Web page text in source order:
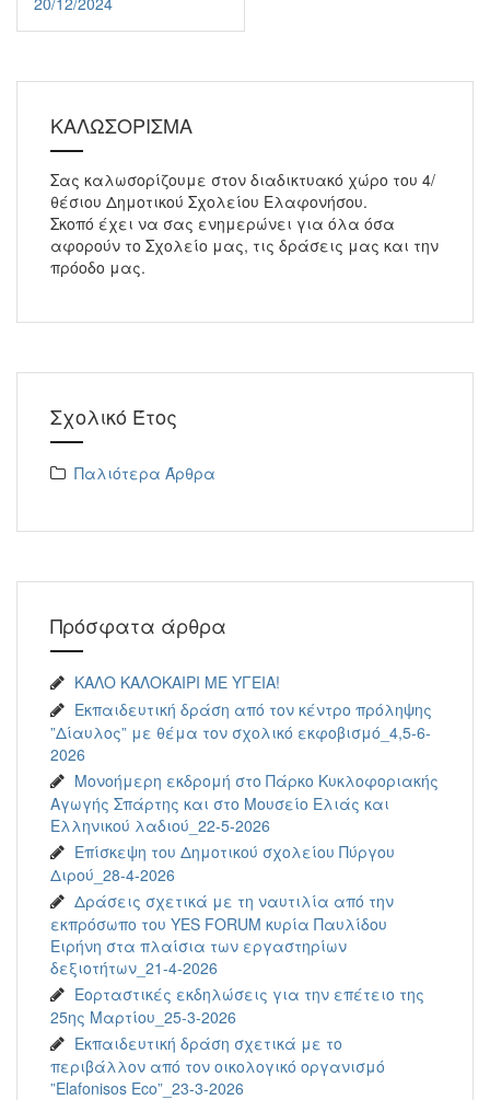
ΚΑΛΩΣΟΡΙΣΜΑ
Σας καλωσορίζουμε στον διαδικτυακό χώρο του 4/
θέσιου Δημοτικού Σχολείου Ελαφονήσου.
Σκοπό έχει να σας ενημερώνει για όλα όσα
αφορούν το Σχολείο μας, τις δράσεις μας και την
πρόοδο μας.
Σχολικό Έτος
Παλιότερα Άρθρα
Πρόσφατα άρθρα
ΚΑΛΟ ΚΑΛΟΚΑΙΡΙ ΜΕ ΥΓΕΙΑ!
Εκπαιδευτική δράση από τον κέντρο πρόληψης
”Δίαυλος” με θέμα τον σχολικό εκφοβισμό_4,5-6-
2026
Μονοήμερη εκδρομή στο Πάρκο Κυκλοφοριακής
Αγωγής Σπάρτης και στο Μουσείο Ελιάς και
Ελληνικού λαδιού_22-5-2026
Επίσκεψη του Δημοτικού σχολείου Πύργου
Διρού_28-4-2026
Δράσεις σχετικά με τη ναυτιλία από την
εκπρόσωπο του YES FORUM κυρία Παυλίδου
Ειρήνη στα πλαίσια των εργαστηρίων
δεξιοτήτων_21-4-2026
Εορταστικές εκδηλώσεις για την επέτειο της
25ης Μαρτίου_25-3-2026
Εκπαιδευτική δράση σχετικά με το
περιβάλλον από τον οικολογικό οργανισμό
”Elafonisos Eco”_23-3-2026